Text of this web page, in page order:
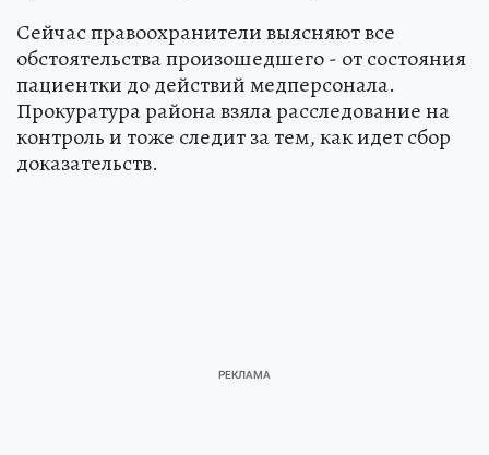
Сейчас правоохранители выясняют все
обстоятельства произошедшего - от состояния
пациентки до действий медперсонала.
Прокуратура района взяла расследование на
контроль и тоже следит за тем, как идет сбор
доказательств.